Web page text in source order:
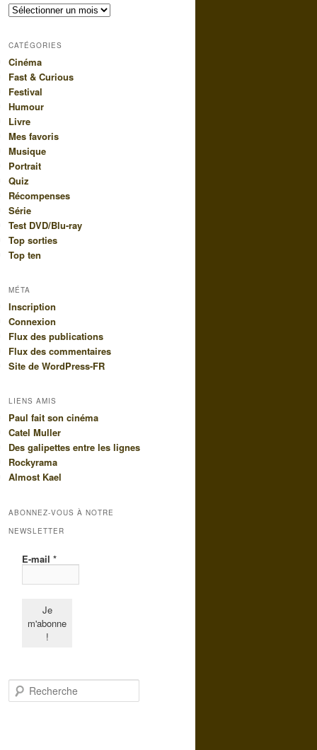
Archives
CATÉGORIES
Cinéma
Fast & Curious
Festival
Humour
Livre
Mes favoris
Musique
Portrait
Quiz
Récompenses
Série
Test DVD/Blu-ray
Top sorties
Top ten
MÉTA
Inscription
Connexion
Flux des publications
Flux des commentaires
Site de WordPress-FR
LIENS AMIS
Paul fait son cinéma
Catel Muller
Des galipettes entre les lignes
Rockyrama
Almost Kael
ABONNEZ-VOUS À NOTRE
NEWSLETTER
E-mail *
e